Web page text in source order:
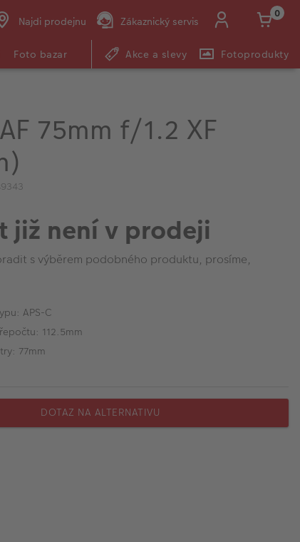
Najdi prodejnu Zákaznický servis
0
Foto bazar Akce a slevy Fotoprodukty
75mm f/1.2 XF
již není v prodeji
s výběrem podobného produktu, prosíme,
APS-C
112.5mm
77mm
DOTAZ NA ALTERNATIVU